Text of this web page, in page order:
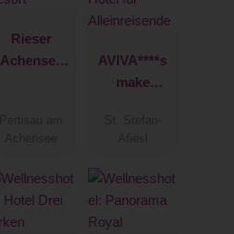
Rieser
Achensee
AVIVA****s
make